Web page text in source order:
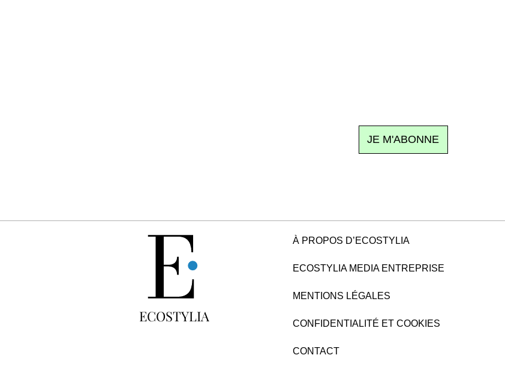
JE M'ABONNE
ECOSTYLIA
À PROPOS D’ECOSTYLIA
ECOSTYLIA MEDIA ENTREPRISE
MENTIONS LÉGALES
CONFIDENTIALITÉ ET COOKIES
CONTACT